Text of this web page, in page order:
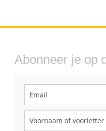
Abonneer je op